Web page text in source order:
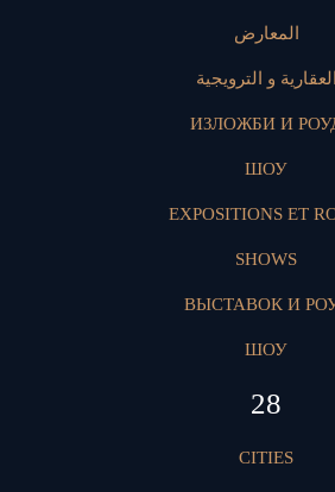
المعارض
العقارية و الترويجية
ИЗЛОЖБИ И
ШОУ
EXPOSITIONS ET
SHOWS
ВЫСТАВОК И
ШОУ
28
CITIES